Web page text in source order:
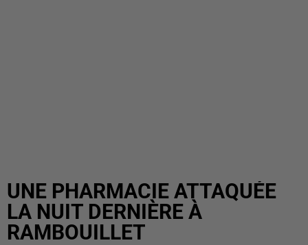
UNE PHARMACIE ATTAQUÉE
LA NUIT DERNIÈRE À
RAMBOUILLET